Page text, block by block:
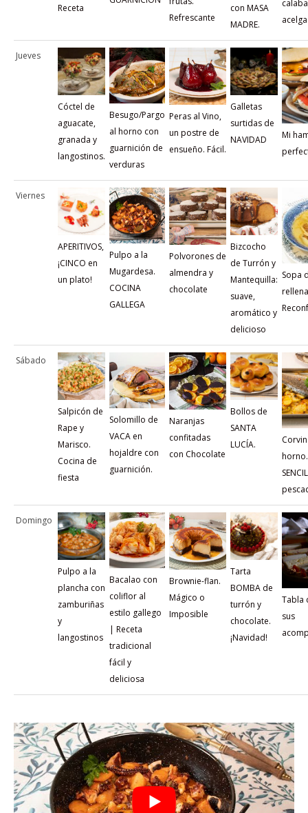
Receta
Refrescante
con MASA
MADRE.
Jueves
Cóctel de
aguacate,
granada y
langostinos.
Besugo/Pargo
al horno con
guarnición de
verduras
Peras al Vino,
un postre de
ensueño. Fácil.
Galletas
surtidas de
NAVIDAD
Mi
Viernes
APERITIVOS,
¡CINCO en
un plato!
Pulpo a la
Mugardesa.
COCINA
GALLEGA
Polvorones de
almendra y
chocolate
Bizcocho
de Turrón y
Mantequilla:
suave,
aromático y
delicioso
Sopa
Sábado
Salpicón de
Rape y
Marisco.
Cocina de
fiesta
Solomillo de
VACA en
hojaldre con
guarnición.
Naranjas
confitadas
con Chocolate
Bollos de
SANTA
LUCÍA.
Domingo
Pulpo a la
plancha con
zamburiñas
y
langostinos
Bacalao con
coliflor al
estilo gallego
| Receta
tradicional
fácil y
deliciosa
Brownie-flan.
Mágico o
Imposible
Tarta
BOMBA de
turrón y
chocolate.
¡Navidad!
Tabla
sus